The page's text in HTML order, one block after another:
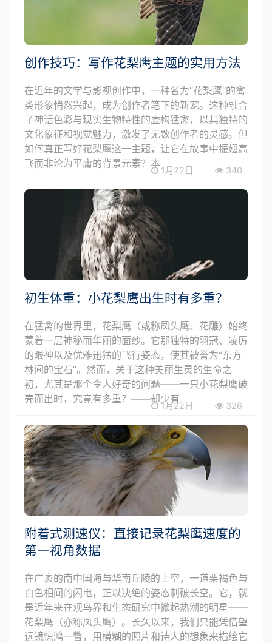
创作技巧：写作花梨鹰主题的实用方法
在近年的文学与影视创作中，一种名为“花梨鹰”的禽
类形象悄然兴起，成为创作者笔下的新宠。这种融合
了神话色彩与现实生物特性的虚构猛禽，以其独特的
文化象征和视觉魅力，激发了无数创作者的灵感。但
如何真正写好花梨鹰这一主题，让它在故事中振翅高
飞而非沦为平庸的背景元素？本
1月22日 340
初生体重：小花梨鹰出生时有多重？
在猛禽的世界里，花梨鹰（或称凤头鹰、花雕）始终
蒙着一层神秘而华丽的面纱。它那独特的羽冠、凌厉
的眼神以及优雅迅猛的飞行姿态，使其被誉为“东方
林间的宝石”。然而，关于这种美丽生灵的生命之
初，尤其是那个令人好奇的问题——一只小花梨鹰破
壳而出时，究竟有多重？——却少有
1月22日 326
附着式测速仪：直接记录花梨鹰速度的
第一视角数据
在广袤的南中国海与华南丘陵的上空，一道栗褐色与
白色相间的闪电，正以决绝的姿态刺破长空。它，就
是近年来在观鸟界和生态研究中掀起热潮的明星——
花梨鹰（亦称凤头鹰）。长久以来，我们只能凭借望
远镜惊鸿一瞥，用模糊的照片和诗人的想象来描绘它